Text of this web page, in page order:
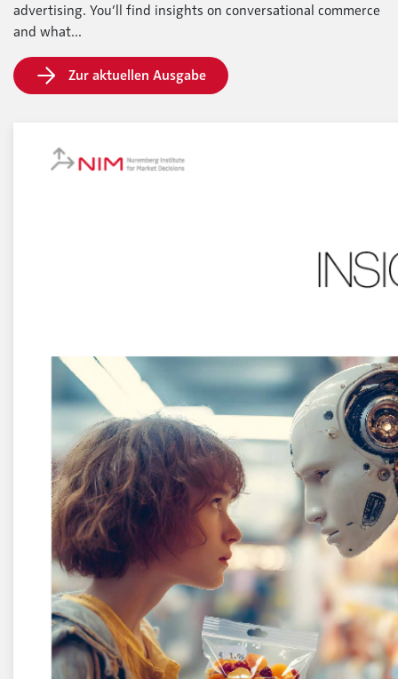
advertising. You’ll find insights on conversational commerce
and what...
Zur aktuellen Ausgabe